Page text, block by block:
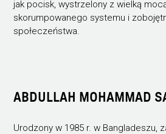
jak pocisk, wystrzelony z wielką
skorumpowanego systemu i
społeczeństwa.
ABDULLAH MOHAMMAD
Urodzony w 1985 r. w Bangladeszu,